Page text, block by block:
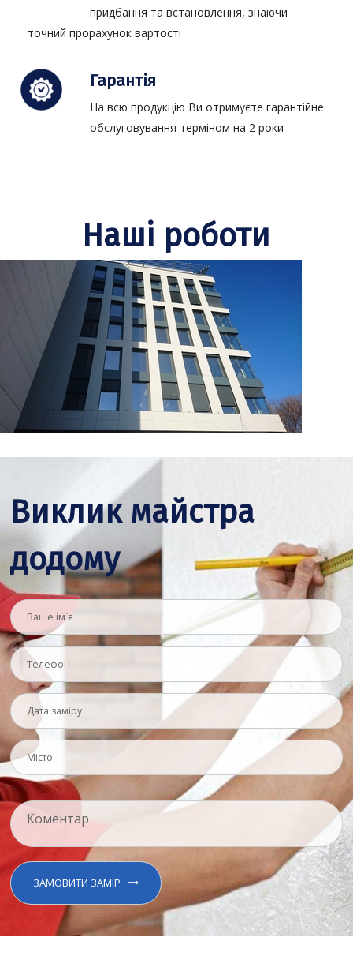
придбання та встановлення, знаючи
точний прорахунок вартості
Гарантія
На всю продукцію Ви отримуєте гарантійне
обслуговування терміном на 2 роки
Наші роботи
Виклик майстра
додому
ЗАМОВИТИ ЗАМІР